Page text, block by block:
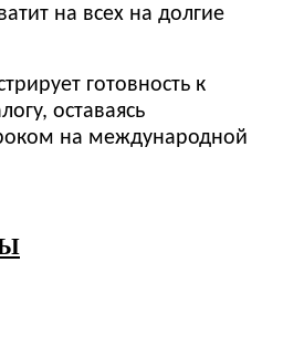
на всех на долгие
готовность к
оставаясь
на международной